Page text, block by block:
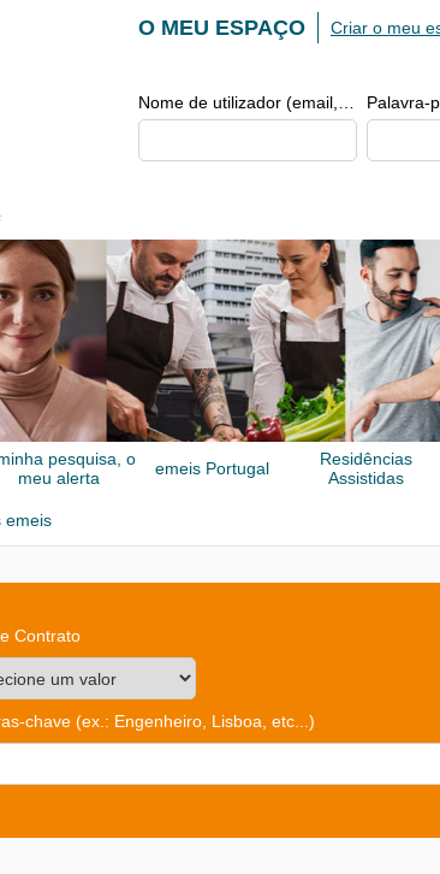
O MEU ESPAÇO
Palavra-
Criar o meu
pesquisa, o
meu alerta
emeis Portugal
Residências
Assistidas
emeis
Contrato
chave (ex.: Engenheiro, Lisboa, etc...)